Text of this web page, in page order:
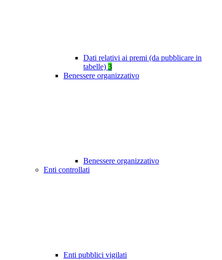
Dati relativi ai premi (da pubblicare in
tabelle) 3
Benessere organizzativo
Benessere organizzativo
Enti controllati
Enti pubblici vigilati